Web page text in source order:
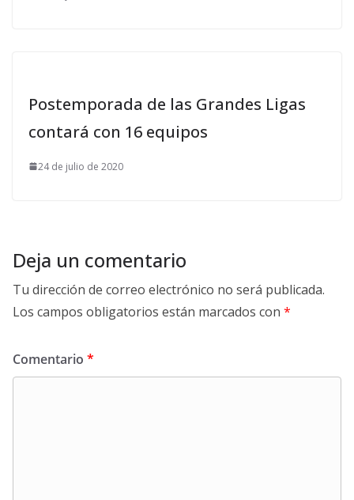
Postemporada de las Grandes Ligas
contará con 16 equipos
24 de julio de 2020
Deja un comentario
Tu dirección de correo electrónico no será publicada.
Los campos obligatorios están marcados con *
Comentario *